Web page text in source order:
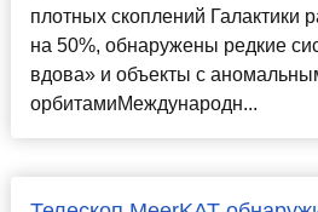
плотных скоплений Галактики
на 50%, обнаружены редкие
вдова» и объекты с
орбитамиМеждународн...